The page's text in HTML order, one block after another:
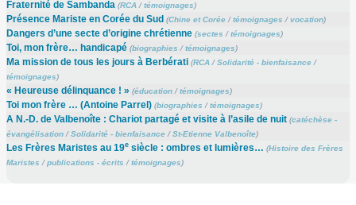
Fraternité de Sambanda (RCA/témoignages)
Présence Mariste en Corée du Sud (Chine et Corée/témoignages /vocation)
Dangers d’une secte d’origine chrétienne (sectes /témoignages)
Toi, mon frère… handicapé (biographies /témoignages)
Ma mission de tous les jours à Berbérati (RCA/Solidarité - bienfaisance/
témoignages)
« Heureuse délinquance ! » (éducation/témoignages)
Toi mon frère … (Antoine Parrel) (biographies /témoignages)
A N.-D. de Valbenoîte : Chariot partagé et visite à l’asile de nuit (catéchèse -
évangélisation/Solidarité - bienfaisance/St-Etienne Valbenoîte)
Les Frères Maristes au 19esiècle : ombres et lumières… (Histoire des Frères
Maristes /publications - écrits /témoignages)